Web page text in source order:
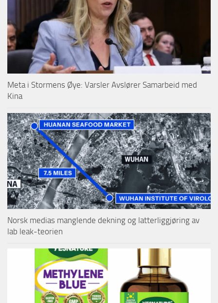
Meta i Stormens Øye: Varsler Avslører Samarbeid med
Kina
Norsk medias manglende dekning og latterliggjøring av
lab leak-teorien